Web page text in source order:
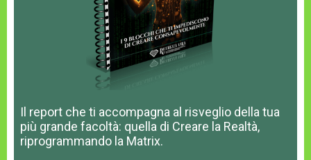
Il report che ti accompagna al risveglio della tua
più grande facoltà: quella di Creare la Realtà,
riprogrammando la Matrix.